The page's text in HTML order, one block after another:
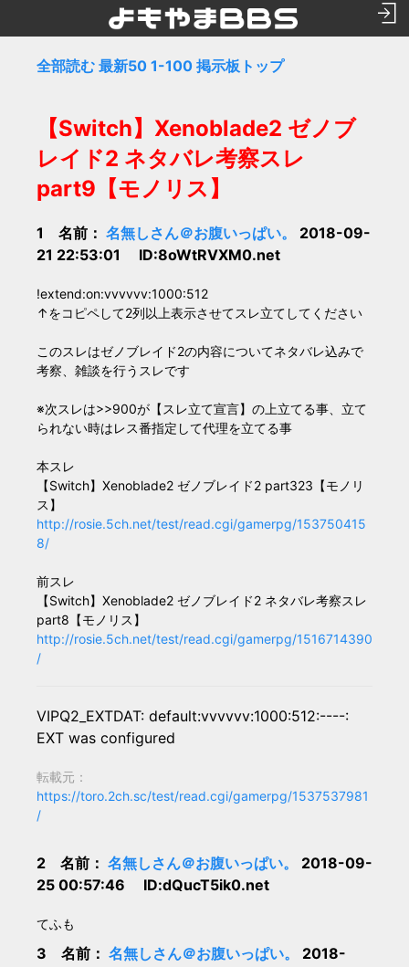
全部読む 最新50 1-100 掲示板トップ
【Switch】Xenoblade2 ゼノブ
レイド2 ネタバレ考察スレ
part9【モノリス】
1 名前： 名無しさん＠お腹いっぱい。 2018-09-
21 22:53:01 ID:8oWtRVXM0.net
!extend:on:vvvvvv:1000:512
↑をコピペして2列以上表示させてスレ立てしてください
このスレはゼノブレイド2の内容についてネタバレ込みで
考察、雑談を行うスレです
※次スレは>>900が【スレ立て宣言】の上立てる事、立て
られない時はレス番指定して代理を立てる事
本スレ
【Switch】Xenoblade2 ゼノブレイド2 part323【モノリ
ス】
http://rosie.5ch.net/test/read.cgi/gamerpg/153750415
8/
前スレ
【Switch】Xenoblade2 ゼノブレイド2 ネタバレ考察スレ
part8【モノリス】
http://rosie.5ch.net/test/read.cgi/gamerpg/1516714390
/
VIPQ2_EXTDAT: default:vvvvvv:1000:512:----:
EXT was configured
転載元：
https://toro.2ch.sc/test/read.cgi/gamerpg/1537537981
/
2 名前： 名無しさん＠お腹いっぱい。 2018-09-
25 00:57:46 ID:dQucT5ik0.net
てふも
3 名前： 名無しさん＠お腹いっぱい。 2018-